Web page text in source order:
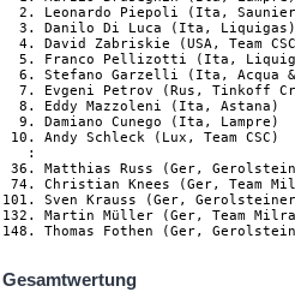
2. Leonardo Piepoli (Ita,
3. Danilo Di Luca (Ita,
4. David Zabriskie (USA, Team
5. Franco Pellizotti (Ita,
6. Stefano Garzelli (Ita, Acqua
7. Evgeni Petrov (Rus, Tinkoff
8. Eddy Mazzoleni (Ita, Astana)
9. Damiano Cunego (Ita, Lampre)
10. Andy Schleck (Lux, Team
   :
36. Matthias Russ (Ger,
74. Christian Knees (Ger, Team
101. Sven Krauss (Ger,
132. Martin Müller (Ger, Team
Gesamtwertung